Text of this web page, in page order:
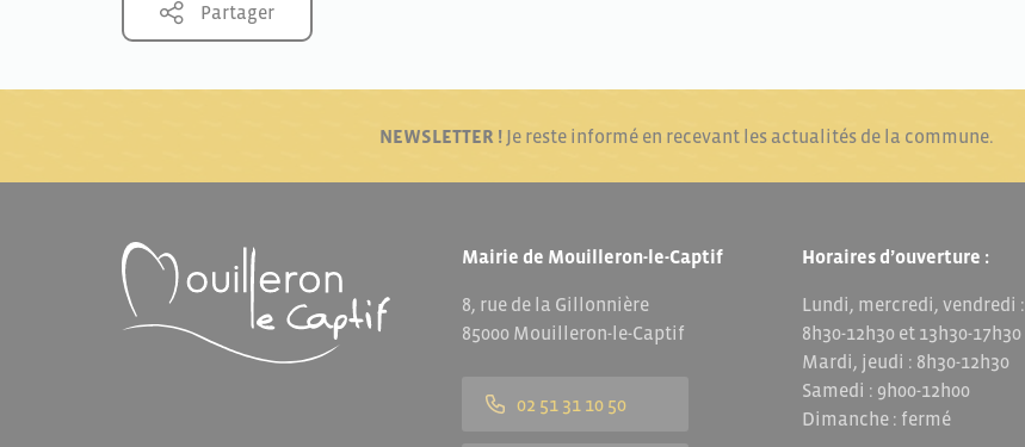
Partager
NEWSLETTER !Je reste informé en recevant les actualités de la commune.
Mairie de Mouilleron-le-Captif
8, rue de la Gillonnière
85000 Mouilleron-le-Captif
02 51 31 10 50
Horaires d’ouverture :
Lundi, mercredi, vendredi :
8h30-12h30 et 13h30-17h30
Mardi, jeudi : 8h30-12h30
Samedi : 9h00-12h00
Dimanche : fermé